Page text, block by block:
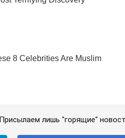
лишь "горящие"